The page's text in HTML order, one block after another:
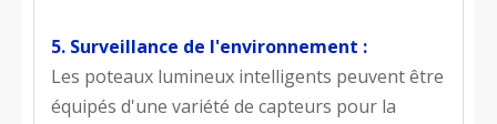
5. Surveillance de l'environnement :
Les poteaux lumineux intelligents peuvent être
équipés d'une variété de capteurs pour la